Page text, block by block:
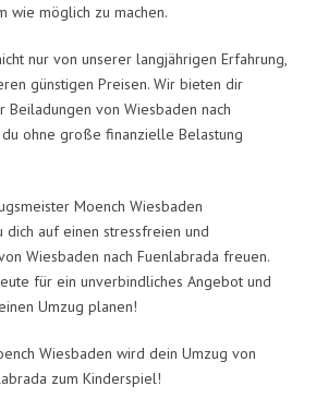
wie möglich zu machen.
nur von unserer langjährigen Erfahrung,
günstigen Preisen. Wir bieten dir
Beiladungen von Wiesbaden nach
ohne große finanzielle Belastung
Moench Wiesbaden
dich auf einen stressfreien und
Wiesbaden nach Fuenlabrada freuen.
für ein unverbindliches Angebot und
Umzug planen!
Wiesbaden wird dein Umzug von
zum Kinderspiel!